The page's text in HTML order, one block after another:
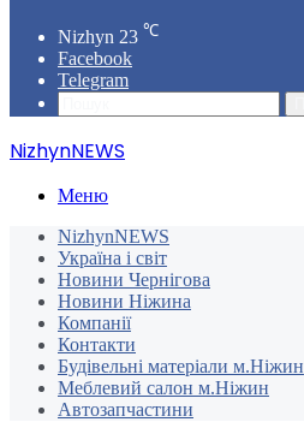
Nizhyn 23 ℃
Facebook
Telegram
NizhynNEWS
Меню
NizhynNEWS
Україна і світ
Новини Чернігова
Новини Ніжина
Компанії
Контакти
Будівельні матеріали м.Ніжин
Меблевий салон м.Ніжин
Автозапчастини